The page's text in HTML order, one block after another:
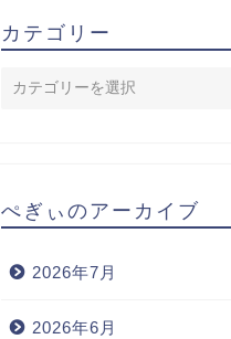
カテゴリー
ぺぎぃのアーカイブ
2026年7月
2026年6月